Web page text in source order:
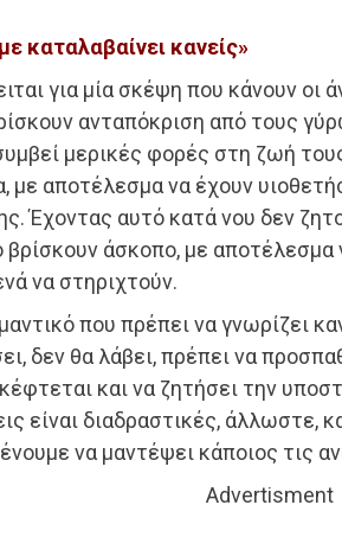
καταλαβαίνει κανείς»
για μία σκέψη που κάνουν οι
ανταπόκριση από τους
μερικές φορές στη ζωή
με αποτέλεσμα να έχουν
Έχοντας αυτό κατά νου δεν
βρίσκουν άσκοπο, με αποτέλεσμα
να στηριχτούν.
που πρέπει να γνωρίζει
δεν θα λάβει, πρέπει να
και να ζητήσει την
είναι διαδραστικές, άλλωστε,
να μαντέψει κάποιος τις
Advertisment